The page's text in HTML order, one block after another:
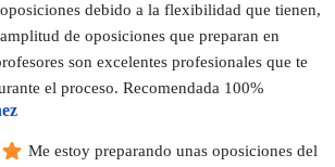
debido a la flexibilidad que tienen,
de oposiciones que preparan en
son excelentes profesionales que te
el proceso. Recomendada 100%
Me estoy preparando unas oposiciones del